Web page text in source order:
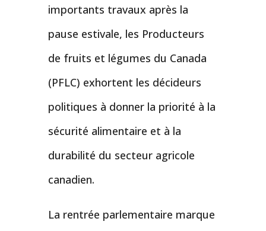
importants travaux après la
pause estivale, les Producteurs
de fruits et légumes du Canada
(PFLC) exhortent les décideurs
politiques à donner la priorité à la
sécurité alimentaire et à la
durabilité du secteur agricole
canadien.
La rentrée parlementaire marque